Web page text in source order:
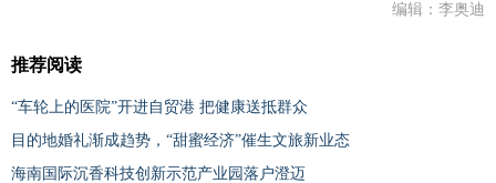
编辑：李奥迪
推荐阅读
“车轮上的医院”开进自贸港 把健康送抵群众
目的地婚礼渐成趋势，“甜蜜经济”催生文旅新业态
海南国际沉香科技创新示范产业园落户澄迈